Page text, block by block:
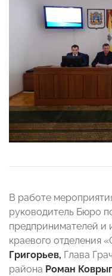
В работе
руководитель Бюро
предпринимателей и
краевого
Григорьев, Глава
района Роман